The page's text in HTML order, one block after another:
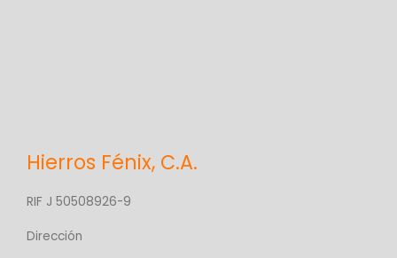
Hierros Fénix, C.A.
RIF J 50508926-9
Dirección